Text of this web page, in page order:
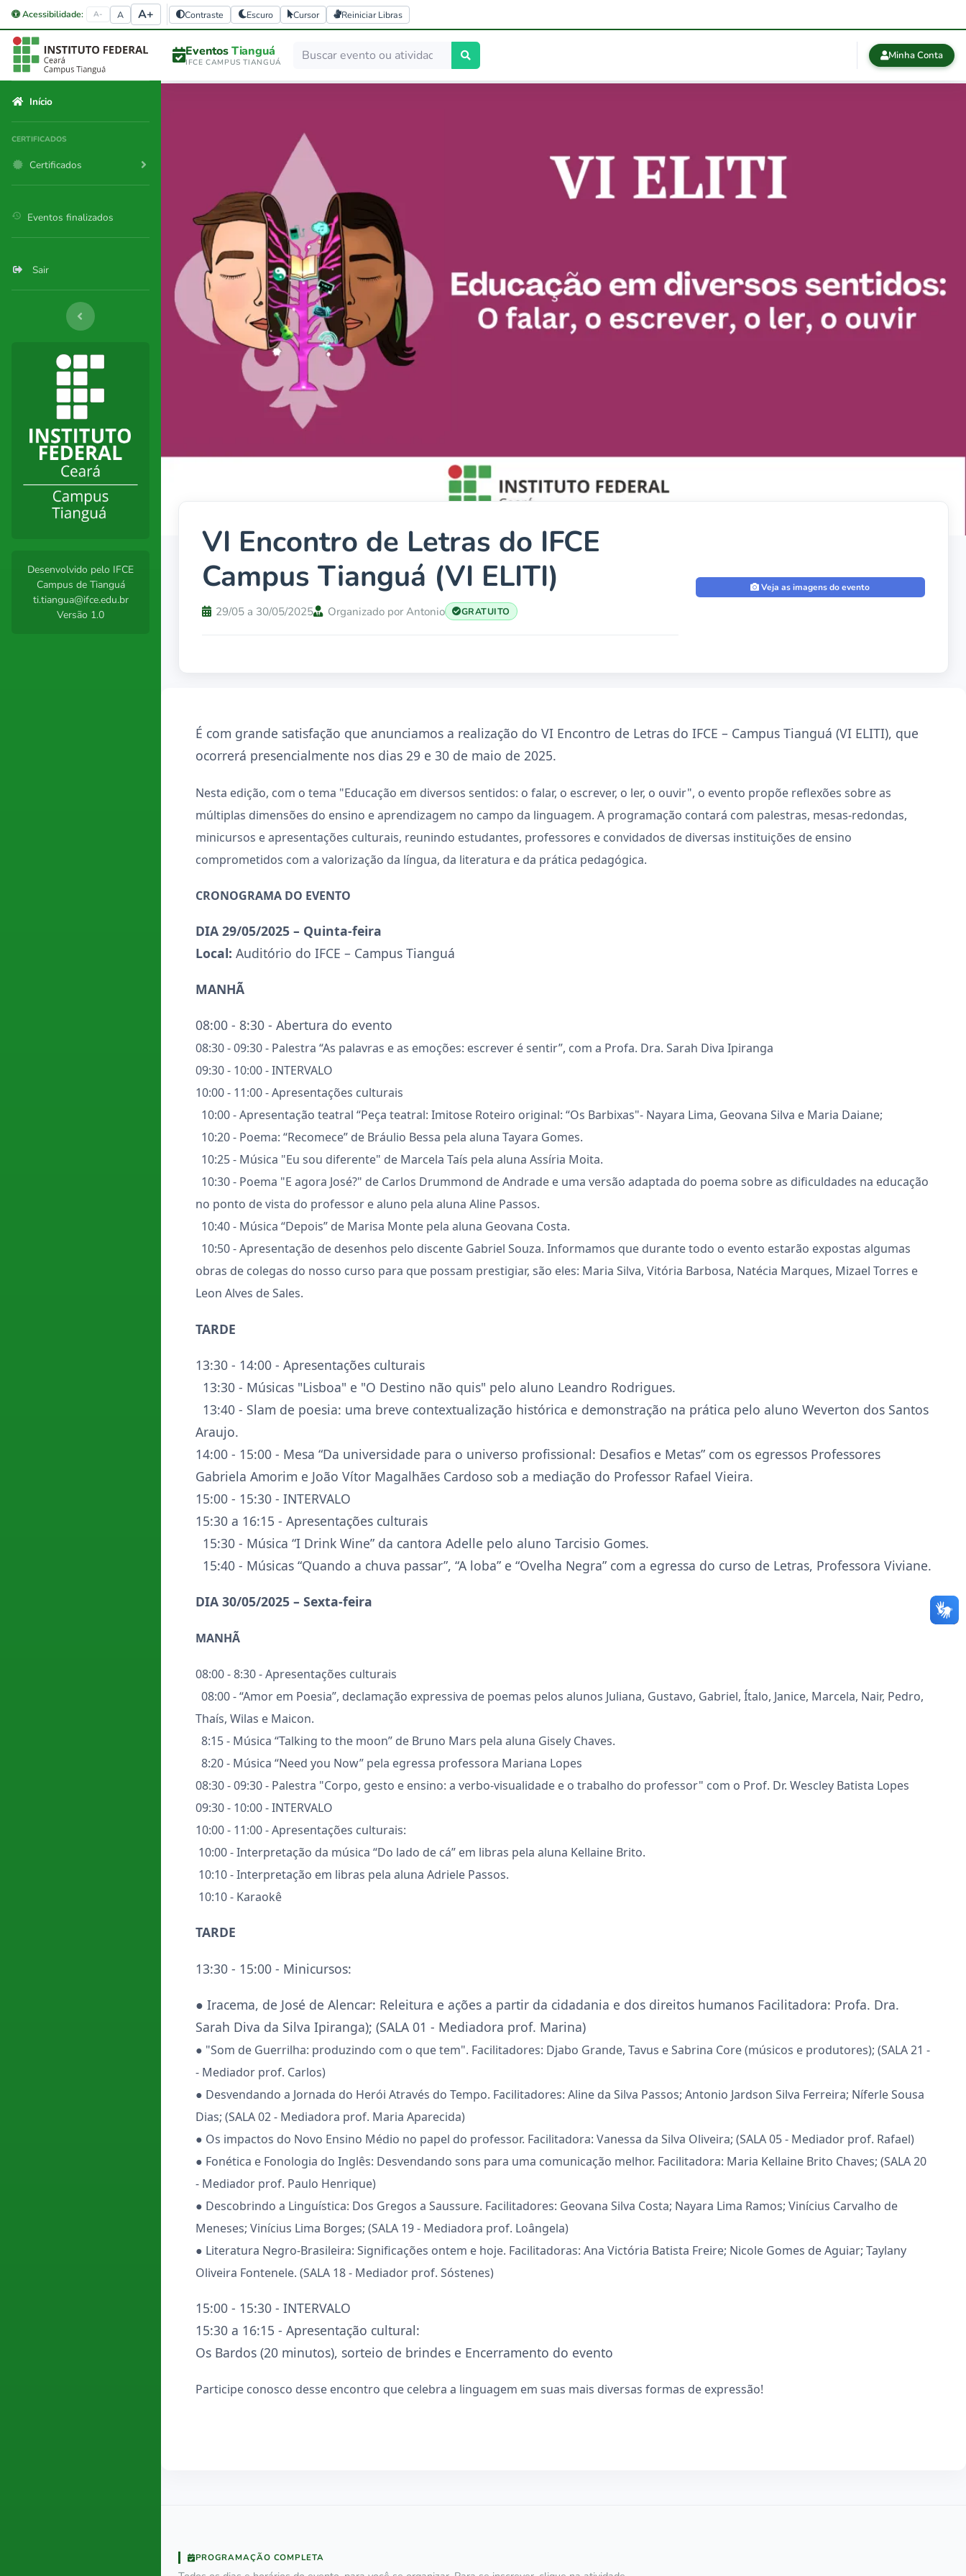
Acessibilidade: A- A A+ Contraste Escuro Cursor Reiniciar Libras
Início
CERTIFICADOS
Certificados
history Eventos finalizados
Sair
Desenvolvido pelo IFCE
Campus de Tianguá
ti.tiangua@ifce.edu.br
Versão 1.0
EventosTianguá
IFCE CAMPUS TIANGUÁ
Minha Conta
VI Encontro de Letras do IFCE
Campus Tianguá (VI ELITI)
29/05 a 30/05/2025 Organizado por Antonio GRATUITO
Veja as imagens do evento
É com grande satisfação que anunciamos a realização do VI Encontro de Letras do IFCE – Campus Tianguá (VI ELITI), que
ocorrerá presencialmente nos dias 29 e 30 de maio de 2025.
Nesta edição, com o tema "Educação em diversos sentidos: o falar, o escrever, o ler, o ouvir", o evento propõe reflexões sobre as
múltiplas dimensões do ensino e aprendizagem no campo da linguagem. A programação contará com palestras, mesas-redondas,
minicursos e apresentações culturais, reunindo estudantes, professores e convidados de diversas instituições de ensino
comprometidos com a valorização da língua, da literatura e da prática pedagógica.
CRONOGRAMA DO EVENTO
DIA 29/05/2025 – Quinta-feira
Local: Auditório do IFCE – Campus Tianguá
MANHÃ
08:00 - 8:30 - Abertura do evento
08:30 - 09:30 - Palestra “As palavras e as emoções: escrever é sentir”, com a Profa. Dra. Sarah Diva Ipiranga
09:30 - 10:00 - INTERVALO
10:00 - 11:00 - Apresentações culturais
10:00 - Apresentação teatral “Peça teatral: Imitose Roteiro original: “Os Barbixas"- Nayara Lima, Geovana Silva e Maria Daiane;
10:20 - Poema: “Recomece” de Bráulio Bessa pela aluna Tayara Gomes.
10:25 - Música "Eu sou diferente" de Marcela Taís pela aluna Assíria Moita.
10:30 - Poema "E agora José?" de Carlos Drummond de Andrade e uma versão adaptada do poema sobre as dificuldades na educação
no ponto de vista do professor e aluno pela aluna Aline Passos.
10:40 - Música “Depois” de Marisa Monte pela aluna Geovana Costa.
10:50 - Apresentação de desenhos pelo discente Gabriel Souza. Informamos que durante todo o evento estarão expostas algumas
obras de colegas do nosso curso para que possam prestigiar, são eles: Maria Silva, Vitória Barbosa, Natécia Marques, Mizael Torres e
Leon Alves de Sales.
TARDE
13:30 - 14:00 - Apresentações culturais
13:30 - Músicas "Lisboa" e "O Destino não quis" pelo aluno Leandro Rodrigues.
13:40 - Slam de poesia: uma breve contextualização histórica e demonstração na prática pelo aluno Weverton dos Santos
Araujo.
14:00 - 15:00 - Mesa “Da universidade para o universo profissional: Desafios e Metas” com os egressos Professores
Gabriela Amorim e João Vítor Magalhães Cardoso sob a mediação do Professor Rafael Vieira.
15:00 - 15:30 - INTERVALO
15:30 a 16:15 - Apresentações culturais
15:30 - Música “I Drink Wine” da cantora Adelle pelo aluno Tarcisio Gomes.
15:40 - Músicas “Quando a chuva passar”, “A loba” e “Ovelha Negra” com a egressa do curso de Letras, Professora Viviane.
DIA 30/05/2025 – Sexta-feira
MANHÃ
08:00 - 8:30 - Apresentações culturais
08:00 - “Amor em Poesia”, declamação expressiva de poemas pelos alunos Juliana, Gustavo, Gabriel, Ítalo, Janice, Marcela, Nair, Pedro,
Thaís, Wilas e Maicon.
8:15 - Música “Talking to the moon” de Bruno Mars pela aluna Gisely Chaves.
8:20 - Música “Need you Now” pela egressa professora Mariana Lopes
08:30 - 09:30 - Palestra "Corpo, gesto e ensino: a verbo-visualidade e o trabalho do professor" com o Prof. Dr. Wescley Batista Lopes
09:30 - 10:00 - INTERVALO
10:00 - 11:00 - Apresentações culturais:
10:00 - Interpretação da música “Do lado de cá” em libras pela aluna Kellaine Brito.
10:10 - Interpretação em libras pela aluna Adriele Passos.
10:10 - Karaokê
TARDE
13:30 - 15:00 - Minicursos:
● Iracema, de José de Alencar: Releitura e ações a partir da cidadania e dos direitos humanos Facilitadora: Profa. Dra.
Sarah Diva da Silva Ipiranga); (SALA 01 - Mediadora prof. Marina)
● "Som de Guerrilha: produzindo com o que tem". Facilitadores: Djabo Grande, Tavus e Sabrina Core (músicos e produtores); (SALA 21 -
- Mediador prof. Carlos)
● Desvendando a Jornada do Herói Através do Tempo. Facilitadores: Aline da Silva Passos; Antonio Jardson Silva Ferreira; Níferle Sousa
Dias; (SALA 02 - Mediadora prof. Maria Aparecida)
● Os impactos do Novo Ensino Médio no papel do professor. Facilitadora: Vanessa da Silva Oliveira; (SALA 05 - Mediador prof. Rafael)
● Fonética e Fonologia do Inglês: Desvendando sons para uma comunicação melhor. Facilitadora: Maria Kellaine Brito Chaves; (SALA 20
- Mediador prof. Paulo Henrique)
● Descobrindo a Linguística: Dos Gregos a Saussure. Facilitadores: Geovana Silva Costa; Nayara Lima Ramos; Vinícius Carvalho de
Meneses; Vinícius Lima Borges; (SALA 19 - Mediadora prof. Loângela)
● Literatura Negro-Brasileira: Significações ontem e hoje. Facilitadoras: Ana Victória Batista Freire; Nicole Gomes de Aguiar; Taylany
Oliveira Fontenele. (SALA 18 - Mediador prof. Sóstenes)
15:00 - 15:30 - INTERVALO
15:30 a 16:15 - Apresentação cultural:
Os Bardos (20 minutos), sorteio de brindes e Encerramento do evento
Participe conosco desse encontro que celebra a linguagem em suas mais diversas formas de expressão!
PROGRAMAÇÃO COMPLETA